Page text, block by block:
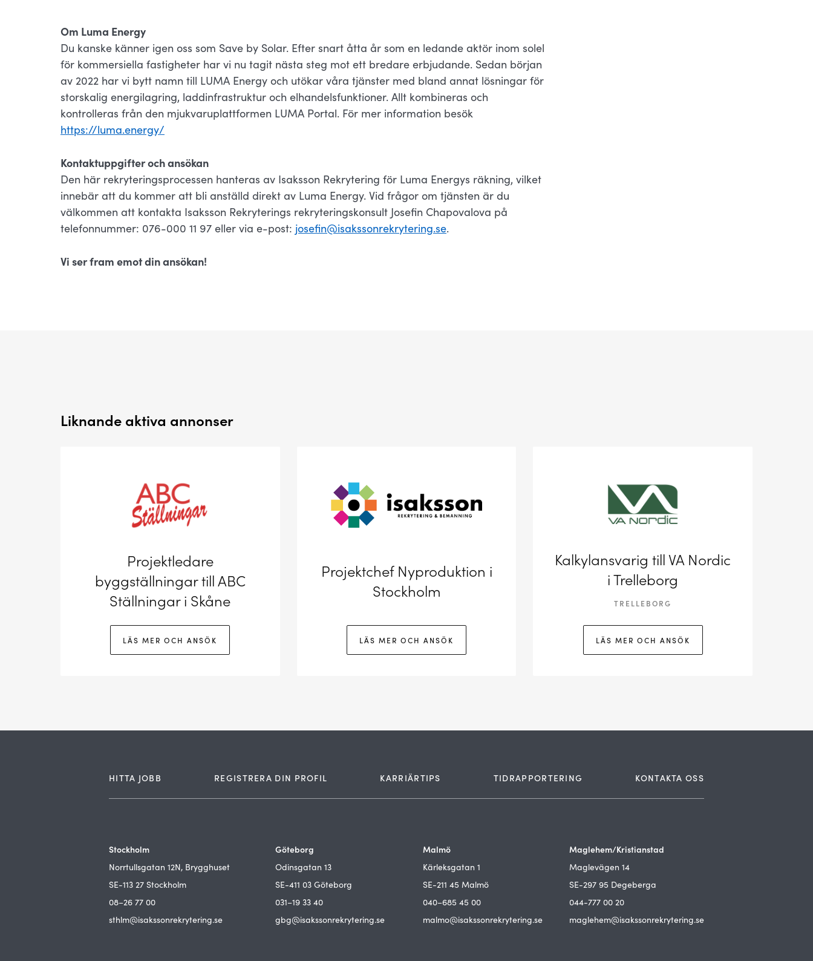
Om Luma Energy
Du kanske känner igen oss som Save by Solar. Efter snart åtta år som en ledande aktör inom solel
för kommersiella fastigheter har vi nu tagit nästa steg mot ett bredare erbjudande. Sedan början
av 2022 har vi bytt namn till LUMA Energy och utökar våra tjänster med bland annat lösningar för
storskalig energilagring, laddinfrastruktur och elhandelsfunktioner. Allt kombineras och
kontrolleras från den mjukvaruplattformen LUMA Portal. För mer information besök
https://luma.energy/
Kontaktuppgifter och ansökan
Den här rekryteringsprocessen hanteras av Isaksson Rekrytering för Luma Energys räkning, vilket
innebär att du kommer att bli anställd direkt av Luma Energy. Vid frågor om tjänsten är du
välkommen att kontakta Isaksson Rekryterings rekryteringskonsult Josefin Chapovalova på
telefonnummer: 076-000 11 97 eller via e-post: josefin@isakssonrekrytering.se.
Vi ser fram emot din ansökan!
Liknande aktiva annonser
Projektledare
byggställningar till ABC
Ställningar i Skåne
LÄS MER OCH ANSÖK
Projektchef Nyproduktion i
Stockholm
LÄS MER OCH ANSÖK
Kalkylansvarig till VA Nordic
i Trelleborg
TRELLEBORG
LÄS MER OCH ANSÖK
HITTA JOBB REGISTRERA DIN PROFIL KARRIÄRTIPS TIDRAPPORTERING KONTAKTA OSS
Stockholm
Norrtullsgatan 12N, Brygghuset
SE-113 27 Stockholm
08–26 77 00
sthlm@isakssonrekrytering.se
Göteborg
Odinsgatan 13
SE-411 03 Göteborg
031–19 33 40
gbg@isakssonrekrytering.se
Malmö
Kärleksgatan 1
SE-211 45 Malmö
040–685 45 00
malmo@isakssonrekrytering.se
Maglehem/Kristianstad
Maglevägen 14
SE-297 95 Degeberga
044-777 00 20
maglehem@isakssonrekrytering.se